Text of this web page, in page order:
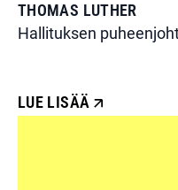
THOMAS LUTHER
Hallituksen
LUE LISÄÄ